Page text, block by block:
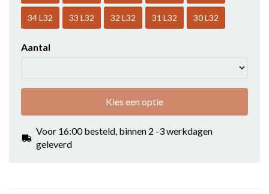
34 L32 33 L32 32 L32 31 L32 30 L32
Aantal
Kies een optie
Voor 16:00 besteld, binnen 2 -3 werkdagen
geleverd